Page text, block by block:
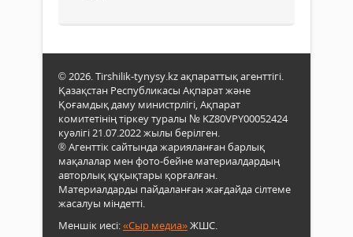
© 2026. Tirshilik-tynysy.kz ақпараттық агенттігі.
Қазақстан Республикасы Ақпарат және
Қоғамдық даму министрлігі, Ақпарат
комитетінің тіркеу туралы № KZ80VPY00052424
куәлігі 21.07.2022 жылы берілген.
® Агенттік сайтында жарияланған барлық
мақалалар мен фото-бейне материалдардың
авторлық құқықтары қорғалған.
Материалдарды пайдаланған жағдайда сілтеме
жасалуы міндетті.
Меншік иесі:«Сыр медиа»ЖШС.